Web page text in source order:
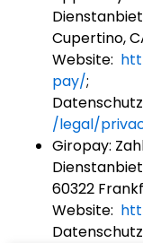
Cupertino,
Website:
pay/;
/legal/
Giropay:
60322
Website: